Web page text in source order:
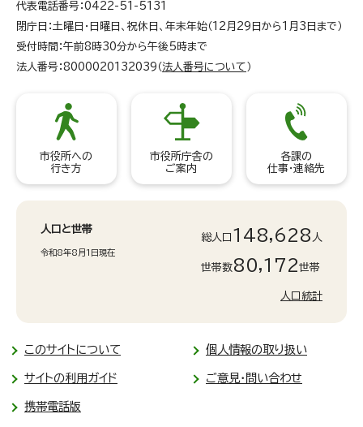
代表電話番号：0422-51-5131
閉庁日：土曜日・日曜日、祝休日、年末年始（12月29日から1月3日まで）
受付時間：午前8時30分から午後5時まで
法人番号：8000020132039（ 法人番号について ）
市役所への
行き方
市役所庁舎の
ご案内
各課の
仕事・連絡先
人口と世帯
令和8年8月1日現在
総人口 148,628 人
世帯数80,172世帯
人口統計
このサイトについて 個人情報の取り扱い
サイトの利用ガイド ご意見・問い合わせ
携帯電話版